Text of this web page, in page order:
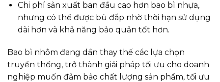
Chi phí sản xuất ban đầu cao hơn bao bì nhựa,
nhưng có thể được bù đắp nhờ thời hạn sử dụng
dài hơn và khả năng bảo quản tốt hơn.
Bao bì nhôm đang dần thay thế các lựa chọn
truyền thống, trở thành giải pháp tối ưu cho doanh
nghiệp muốn đảm bảo chất lượng sản phẩm, tối ưu